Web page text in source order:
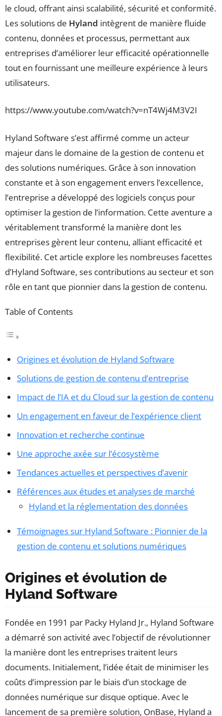
le cloud, offrant ainsi scalabilité, sécurité et conformité.
Les solutions de Hyland intègrent de manière fluide
contenu, données et processus, permettant aux
entreprises d’améliorer leur efficacité opérationnelle
tout en fournissant une meilleure expérience à leurs
utilisateurs.
https://www.youtube.com/watch?v=nT4Wj4M3V2I
Hyland Software s’est affirmé comme un acteur
majeur dans le domaine de la gestion de contenu et
des solutions numériques. Grâce à son innovation
constante et à son engagement envers l’excellence,
l’entreprise a développé des logiciels conçus pour
optimiser la gestion de l’information. Cette aventure a
véritablement transformé la manière dont les
entreprises gèrent leur contenu, alliant efficacité et
flexibilité. Cet article explore les nombreuses facettes
d’Hyland Software, ses contributions au secteur et son
rôle en tant que pionnier dans la gestion de contenu.
Table of Contents
Origines et évolution de Hyland Software
Solutions de gestion de contenu d’entreprise
Impact de l’IA et du Cloud sur la gestion de contenu
Un engagement en faveur de l’expérience client
Innovation et recherche continue
Une approche axée sur l’écosystème
Tendances actuelles et perspectives d’avenir
Références aux études et analyses de marché
Hyland et la réglementation des données
Témoignages sur Hyland Software : Pionnier de la
gestion de contenu et solutions numériques
Origines et évolution de
Hyland Software
Fondée en 1991 par Packy Hyland Jr., Hyland Software
a démarré son activité avec l’objectif de révolutionner
la manière dont les entreprises traitent leurs
documents. Initialement, l’idée était de minimiser les
coûts d’impression par le biais d’un stockage de
données numérique sur disque optique. Avec le
lancement de sa première solution, OnBase, Hyland a